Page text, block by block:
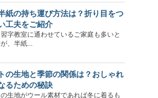
紙の持ち運び方法は？折り目をつ
工夫をご紹介
字教室に通わせているご家庭も多いと
、半紙...
の生地と季節の関係は？おしゃれ
るための秘訣
生地がウール素材であれば冬に着るも